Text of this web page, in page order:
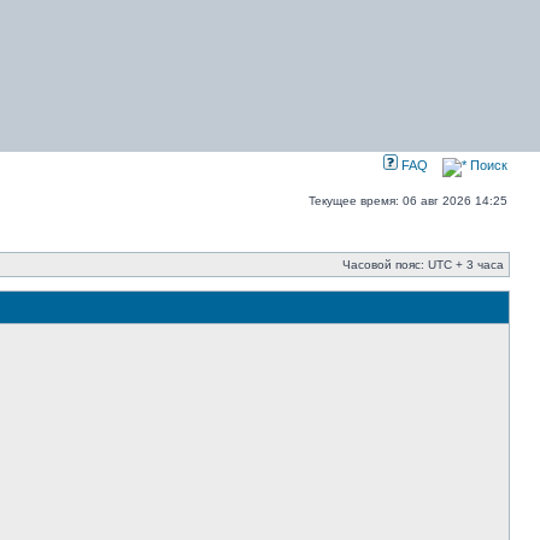
FAQ Поиск
Текущее время: 06 авг 2026 14:25
Часовой пояс: UTC + 3 часа